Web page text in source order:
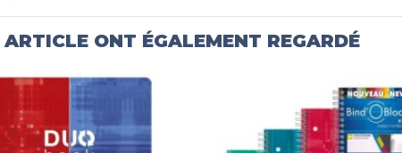
ONT ÉGALEMENT REGARDÉ